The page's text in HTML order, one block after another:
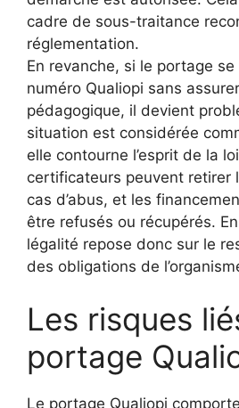
cadre de sous-traitance
réglementation.
En revanche, si le portage
numéro Qualiopi sans
pédagogique, il devient
situation est considérée
elle contourne l’esprit de la
certificateurs peuvent retirer
cas d’abus, et les
être refusés ou récupérés.
légalité repose donc sur le
des obligations de
Les risques
portage
Le portage Qualiopi